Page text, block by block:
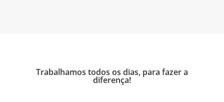
Trabalhamos todos os dias, para fazer a
diferença!